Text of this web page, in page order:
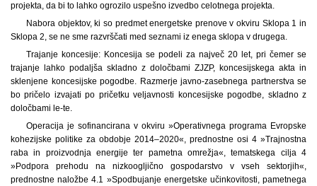
projekta, da bi to lahko ogrozilo uspešno izvedbo celotnega projekta.
Nabora objektov, ki so predmet energetske prenove v okviru Sklopa 1 in
Sklopa 2, se ne sme razvrščati med seznami iz enega sklopa v drugega.
Trajanje koncesije: Koncesija se podeli za največ 20 let, pri čemer se
trajanje lahko podaljša skladno z določbami ZJZP, koncesijskega akta in
sklenjene koncesijske pogodbe. Razmerje javno-zasebnega partnerstva se
bo pričelo izvajati po pričetku veljavnosti koncesijske pogodbe, skladno z
določbami le-te.
Operacija je sofinancirana v okviru »Operativnega programa Evropske
kohezijske politike za obdobje 2014–2020«, prednostne osi 4 »Trajnostna
raba in proizvodnja energije ter pametna omrežja«, tematskega cilja 4
»Podpora prehodu na nizkoogljično gospodarstvo v vseh sektorjih«,
prednostne naložbe 4.1 »Spodbujanje energetske učinkovitosti, pametnega